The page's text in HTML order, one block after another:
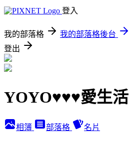
登入
我的部落格 我的部落格後台
登出
YOYO♥♥♥愛生活
相簿 部落格 名片